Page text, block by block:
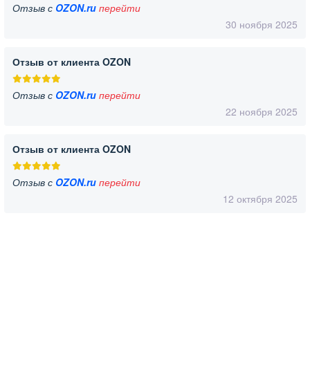
Отзыв с OZON.ru перейти
30 ноября 2025
Отзыв от клиента OZON
Отзыв с OZON.ru перейти
22 ноября 2025
Отзыв от клиента OZON
Отзыв с OZON.ru перейти
12 октября 2025